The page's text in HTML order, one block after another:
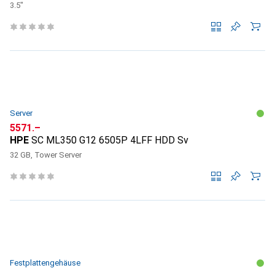
3.5"
Server
CHF
5571.–
HPE SC ML350 G12 6505P 4LFF HDD Sv
32 GB, Tower Server
Festplattengehäuse